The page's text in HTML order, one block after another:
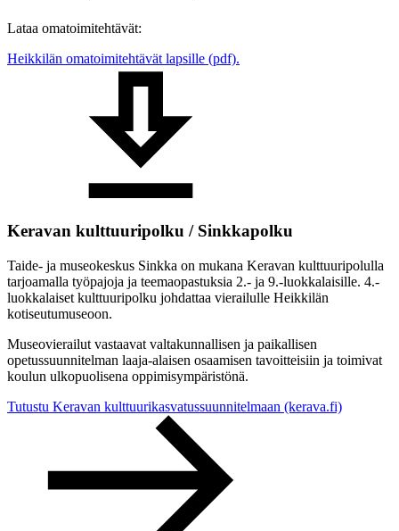
Lataa omatoimitehtävät:
Heikkilän omatoimitehtävät lapsille (pdf).
Keravan kulttuuripolku / Sinkkapolku
Taide- ja museokeskus Sinkka on mukana Keravan kulttuuripolulla
tarjoamalla työpajoja ja teemaopastuksia 2.- ja 9.-luokkalaisille. 4.-
luokkalaiset kulttuuripolku johdattaa vierailulle Heikkilän
kotiseutumuseoon.
Museovierailut vastaavat valtakunnallisen ja paikallisen
opetussuunnitelman laaja-alaisen osaamisen tavoitteisiin ja toimivat
koulun ulkopuolisena oppimisympäristönä.
Tutustu Keravan kulttuurikasvatussuunnitelmaan (kerava.fi)